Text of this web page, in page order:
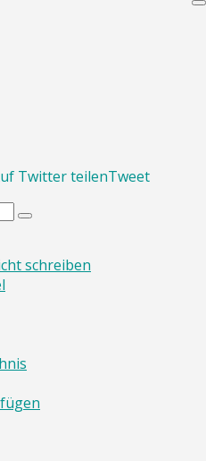
Twitter teilenTweet
schreiben